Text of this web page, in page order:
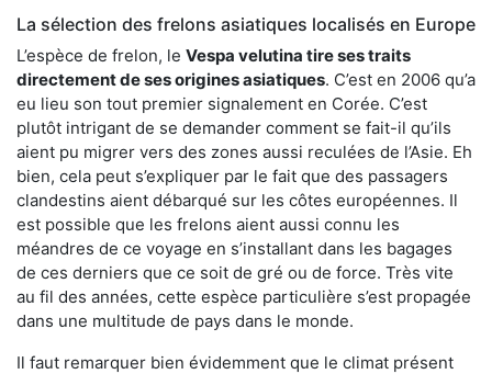
La sélection des frelons asiatiques localisés en Europe
L’espèce de frelon, le Vespa velutina tire ses traits
directement de ses origines asiatiques. C’est en 2006 qu’a
eu lieu son tout premier signalement en Corée. C’est
plutôt intrigant de se demander comment se fait-il qu’ils
aient pu migrer vers des zones aussi reculées de l’Asie. Eh
bien, cela peut s’expliquer par le fait que des passagers
clandestins aient débarqué sur les côtes européennes. Il
est possible que les frelons aient aussi connu les
méandres de ce voyage en s’installant dans les bagages
de ces derniers que ce soit de gré ou de force. Très vite
au fil des années, cette espèce particulière s’est propagée
dans une multitude de pays dans le monde.
Il faut remarquer bien évidemment que le climat présent